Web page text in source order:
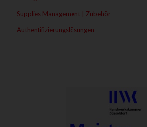
Supplies Management | Zubehör
Authentifizierungslösungen